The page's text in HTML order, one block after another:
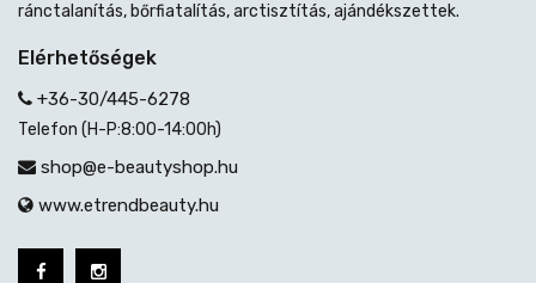
ránctalanítás, bőrfiatalítás, arctisztítás, ajándékszettek.
Elérhetőségek
+36-30/445-6278
Telefon (H-P:8:00-14:00h)
shop@e-beautyshop.hu
www.etrendbeauty.hu